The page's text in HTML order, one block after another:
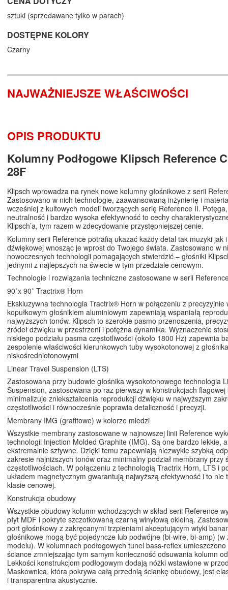
sztuki (sprzedawane tylko w parach)
DOSTĘPNE KOLORY
Czarny
NAJWAŻNIEJSZE WŁAŚCIWOŚCI
OPIS PRODUKTU
Kolumny Podłogowe Klipsch Reference
28F
Klipsch wprowadza na rynek nowe kolumny głośnikowe z serii
Zastosowano w nich technologie, zaawansowaną inżynierię i
wcześniej z kultowych modeli tworzących serię Reference II.
neutralność i bardzo wysoka efektywność to cechy
Klipsch’a, tym razem w zdecydowanie przystępniejszej cenie.
Kolumny serii Reference potrafią ukazać każdy detal tak muzyki jak
dźwiękowej wnosząc je wprost do Twojego świata. Zastosowano w
nowoczesnych technologii pomagających stwierdzić – głośniki
jednymi z najlepszych na świecie w tym przedziale cenowym.
Technologie i rozwiązania techniczne zastosowane w serii
90˚x 90˚ Tractrix® Horn
Ekskluzywna technologia Tractrix® Horn w połączeniu z precyzyjnie
kopułkowym głośnikiem aluminiowym zapewniają wspaniałą
najwyższych tonów. Klipsch to szerokie pasmo przenoszenia,
źródeł dźwięku w przestrzeni i potężna dynamika. Wyznaczenie
niskiego podziału pasma częstotliwości (około 1800 Hz) zapewnia
zespolenie właściwości kierunkowych tuby wysokotonowej z
niskośredniotonowymi
Linear Travel Suspension (LTS)
Zastosowana przy budowie głośnika wysokotonowego technologia
Suspension, zastosowana po raz pierwszy w konstrukcjach
minimalizuje zniekształcenia reprodukcji dźwięku w najwyższym
częstotliwości i równocześnie poprawia detaliczność i precyzji.
Membrany IMG (grafitowe) w kolorze miedzi
Wszystkie membrany zastosowane w najnowszej linii Reference
technologii Injection Molded Graphite (IMG). Są one bardzo lekkie,
ekstremalnie sztywne. Dzięki temu zapewniają niezwykle szybką
zakresie najniższych tonów oraz minimalny podział membrany przy
częstotliwościach. W połączeniu z technologią Tractrix Horn, LTS i
układem magnetycznym gwarantują najwyższą efektywność i to nie
klasie cenowej.
Konstrukcja obudowy
Wszystkie obudowy kolumn wchodzących w skład serii Reference
płyt MDF i pokryte szczotkowaną czarną winylową okleiną.
port głośnikowy z zakręcanymi trzpieniami akceptującym wtyki
głośnikowe mogą być pojedyncze lub podwójne (bi-wire, bi-amp) (w
modelu). W kolumnach podłogowych tunel bass-reflex
ściance zmniejszając tym samym konieczność odsuwania kolumn
Lekkości konstrukcjom podłogowym dodają nóżki wstawione w
Maskownica, która pokrywa całą przednią ściankę obudowy, jest
i transparentna akustycznie.